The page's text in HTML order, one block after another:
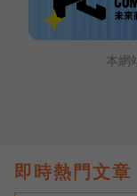
本網
即時熱門文章